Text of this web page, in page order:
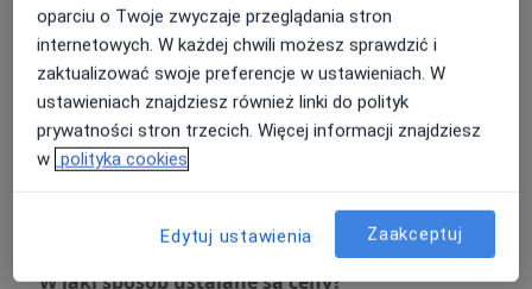
Laserowe leczenie opryszczki i aft
Od 80 zł Szczegóły Umów wizytę
Leczenie kanałowe
Od 1 000 zł Szczegóły Umów wizytę
W jaki sposób ustalane są ceny?
oparciu o Twoje zwyczaje przeglądania stron
internetowych. W każdej chwili możesz sprawdzić i
zaktualizować swoje preferencje w ustawieniach. W
ustawieniach znajdziesz również linki do polityk
prywatności stron trzecich. Więcej informacji znajdziesz
w polityka cookies
Edytuj ustawienia Zaakceptuj